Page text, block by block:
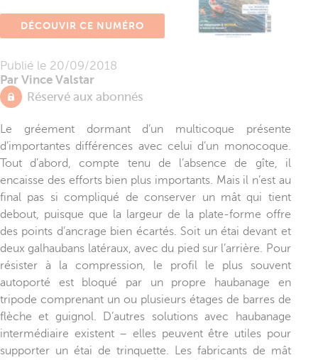
Publié le 20/09/2018
Par Vince Valstar
Réservé aux abonnés
DÉCOUVIR CE NUMÉRO
Le gréement dormant d’un multicoque présente
d’importantes différences avec celui d’un monocoque.
Tout d’abord, compte tenu de l’absence de gîte, il
encaisse des efforts bien plus importants. Mais il n’est au
final pas si compliqué de conserver un mât qui tient
debout, puisque que la largeur de la plate-forme offre
des points d’ancrage bien écartés. Soit un étai devant et
deux galhaubans latéraux, avec du pied sur l’arrière. Pour
résister à la compression, le profil le plus souvent
autoporté est bloqué par un propre haubanage en
tripode comprenant un ou plusieurs étages de barres de
flèche et guignol. D’autres solutions avec haubanage
intermédiaire existent – elles peuvent être utiles pour
supporter un étai de trinquette. Les fabricants de mât